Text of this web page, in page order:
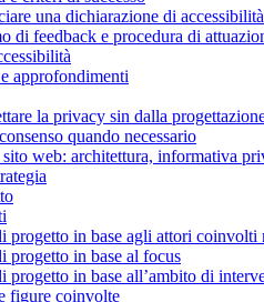
una dichiarazione di accessibilità
di feedback e procedura di
approfondimenti
la privacy sin dalla
quando necessario
web: architettura, informativa
progetto in base agli attori coinvolti
progetto in base al focus
progetto in base all’ambito di
figure coinvolte